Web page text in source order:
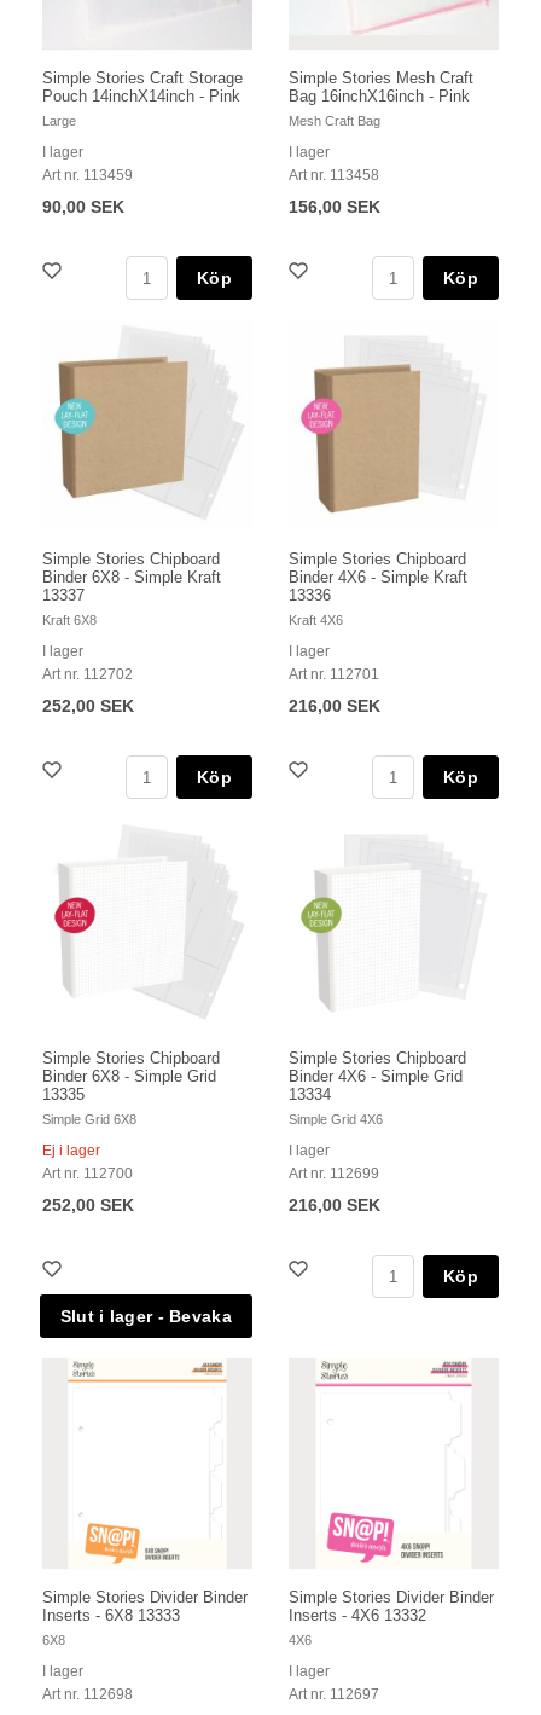
Simple Stories Craft Storage
Pouch 14inchX14inch - Pink
Large
I lager
Art nr. 113459
90,00 SEK
Köp
Simple Stories Mesh Craft
Bag 16inchX16inch - Pink
Mesh Craft Bag
I lager
Art nr. 113458
156,00 SEK
Köp
Simple Stories Chipboard
Binder 6X8 - Simple Kraft
13337
Kraft 6X8
I lager
Art nr. 112702
252,00 SEK
Köp
Simple Stories Chipboard
Binder 4X6 - Simple Kraft
13336
Kraft 4X6
I lager
Art nr. 112701
216,00 SEK
Köp
Simple Stories Chipboard
Binder 6X8 - Simple Grid
13335
Simple Grid 6X8
Ej i lager
Art nr. 112700
252,00 SEK
Simple Stories Chipboard
Binder 4X6 - Simple Grid
13334
Simple Grid 4X6
I lager
Art nr. 112699
216,00 SEK
Köp
Simple Stories Divider Binder
Inserts - 6X8 13333
6X8
I lager
Art nr. 112698
Simple Stories Divider Binder
Inserts - 4X6 13332
4X6
I lager
Art nr. 112697